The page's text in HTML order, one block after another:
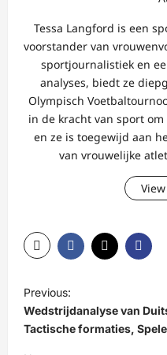
Tessa Langford is een
voorstander van
sportjournalistiek en
analyses, biedt ze
Olympisch
in de kracht van sport
en ze is toegewijd aan
van vrouwelijke
o
s
Previous:
Wedstrijdanalyse van
Tactische formaties,